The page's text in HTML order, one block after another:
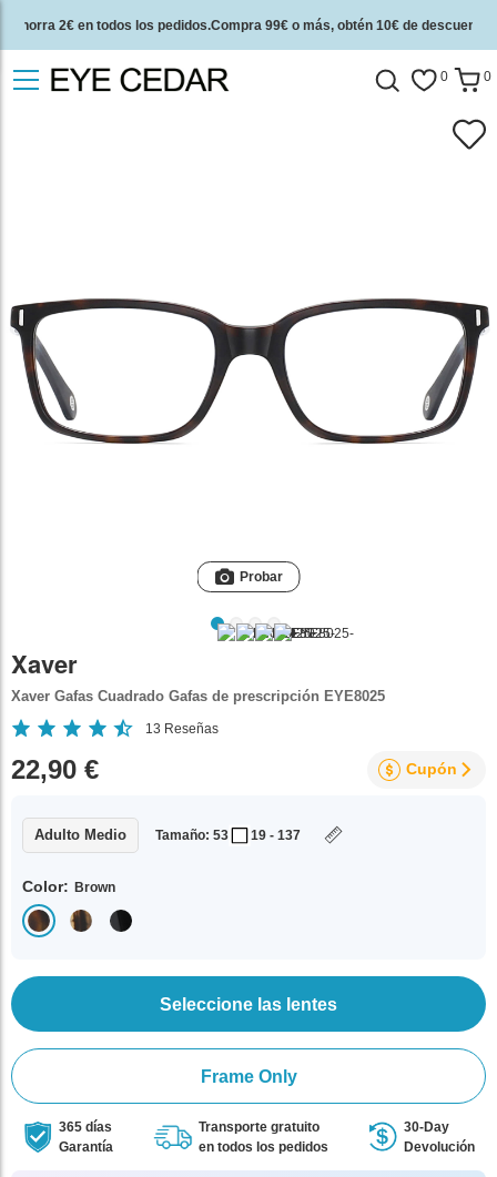
Ahorra 2€ en todos los pedidos.Compra 99€ o más, obtén 10€ de descuento.
2 años de garantía de calidad y 30 días de garantía de devolución del dinero.
0 0
Probar
Xaver
Xaver Gafas Cuadrado Gafas de prescripción EYE8025
13 Reseñas
22,90 € Cupón
Adulto Medio Tamaño: 53 19 - 137
Color: Brown
Seleccione las lentes
Frame Only
365 días
Garantía
Transporte gratuito
en todos los pedidos
30-Day
Devolución